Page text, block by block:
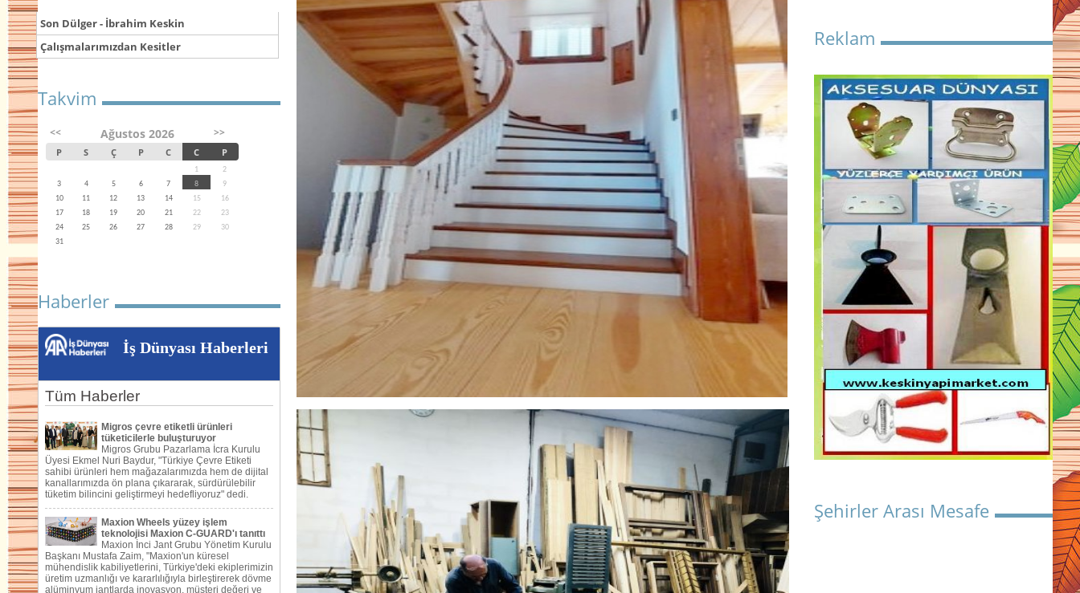
Son Dülger - İbrahim Keskin
Çalışmalarımızdan Kesitler
Takvim
<< Ağustos 2026 >>
P S Ç P C C P
1
2
3
4 5 6 7 8
9
10
11 12 13 14 15
16
17
18 19 20 21 22
23
24
25 26 27 28 29
30
31
Haberler
İş Dünyası Haberleri
Reklam
Şehirler Arası Mesafe